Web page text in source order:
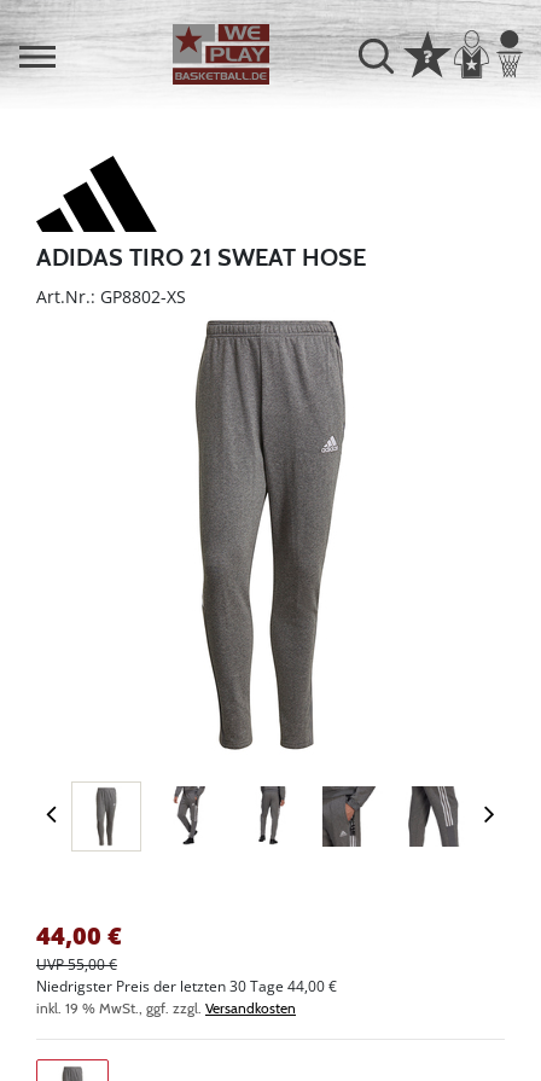
ADIDAS TIRO 21 SWEAT HOSE
Art.Nr.: GP8802-XS
44,00 €
UVP 55,00 €
Niedrigster Preis der letzten 30 Tage 44,00 €
inkl. 19 % MwSt., ggf. zzgl. Versandkosten